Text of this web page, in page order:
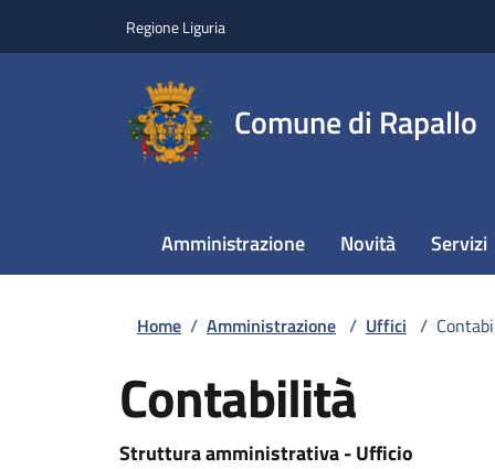
Regione Liguria
Comune di Rapallo
Amministrazione Novità Servizi
Home / Amministrazione / Uffici /
Contabilità
Struttura amministrativa - Ufficio